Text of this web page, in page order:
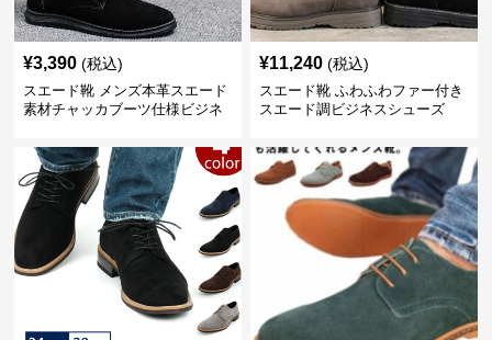
¥3,390 (税込)
スエード靴 メンズ本革スエード
素材チャッカブーツ仕様ビジネ
¥11,240 (税込)
スエード靴 ふわふわファー付き
スエード調ビジネスシューズ